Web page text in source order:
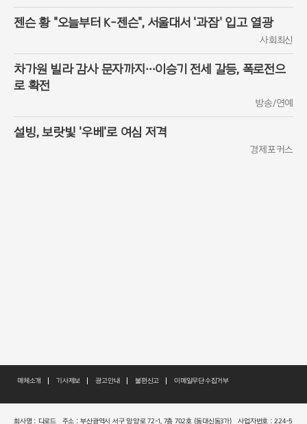
젠슨 황 "오늘부터 K-젠슨", 서울대서 '과잠' 입고 열광
사회최신
차가원 빌라 감사 문자까지…이승기 전세 갈등, 폭로전으
로 확전
방송/연예
설빙, 보랏빛 '우베'로 여심 저격
경제포커스
매체소개 기사제보 광고안내 불편신고 이메일무단수집거부
회사명 : 디로드 주소 : 부산광역시 서구 망양로 72-1, 7층 702호 (동대신동3가) 사업자번호 : 224-5